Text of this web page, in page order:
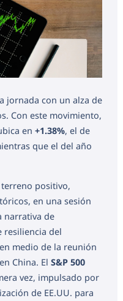
jornada con un alza de
Con este movimiento,
en +1.38%, el de
que el del año
positivo,
en una sesión
narrativa de
resiliencia del
medio de la reunión
China. El S&P 500
vez, impulsado por
de EE.UU. para